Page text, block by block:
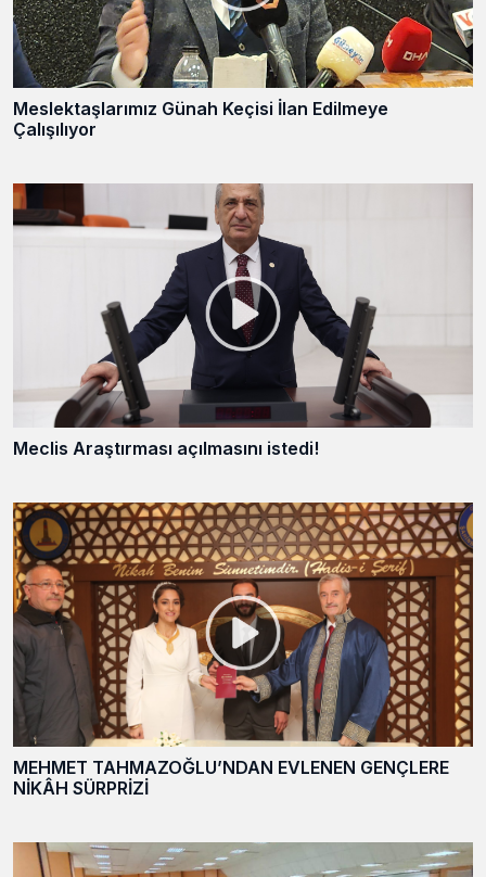
Meslektaşlarımız Günah Keçisi İlan Edilmeye
Çalışılıyor
Meclis Araştırması açılmasını istedi!
MEHMET TAHMAZOĞLU’NDAN EVLENEN GENÇLERE
NİKÂH SÜRPRİZİ